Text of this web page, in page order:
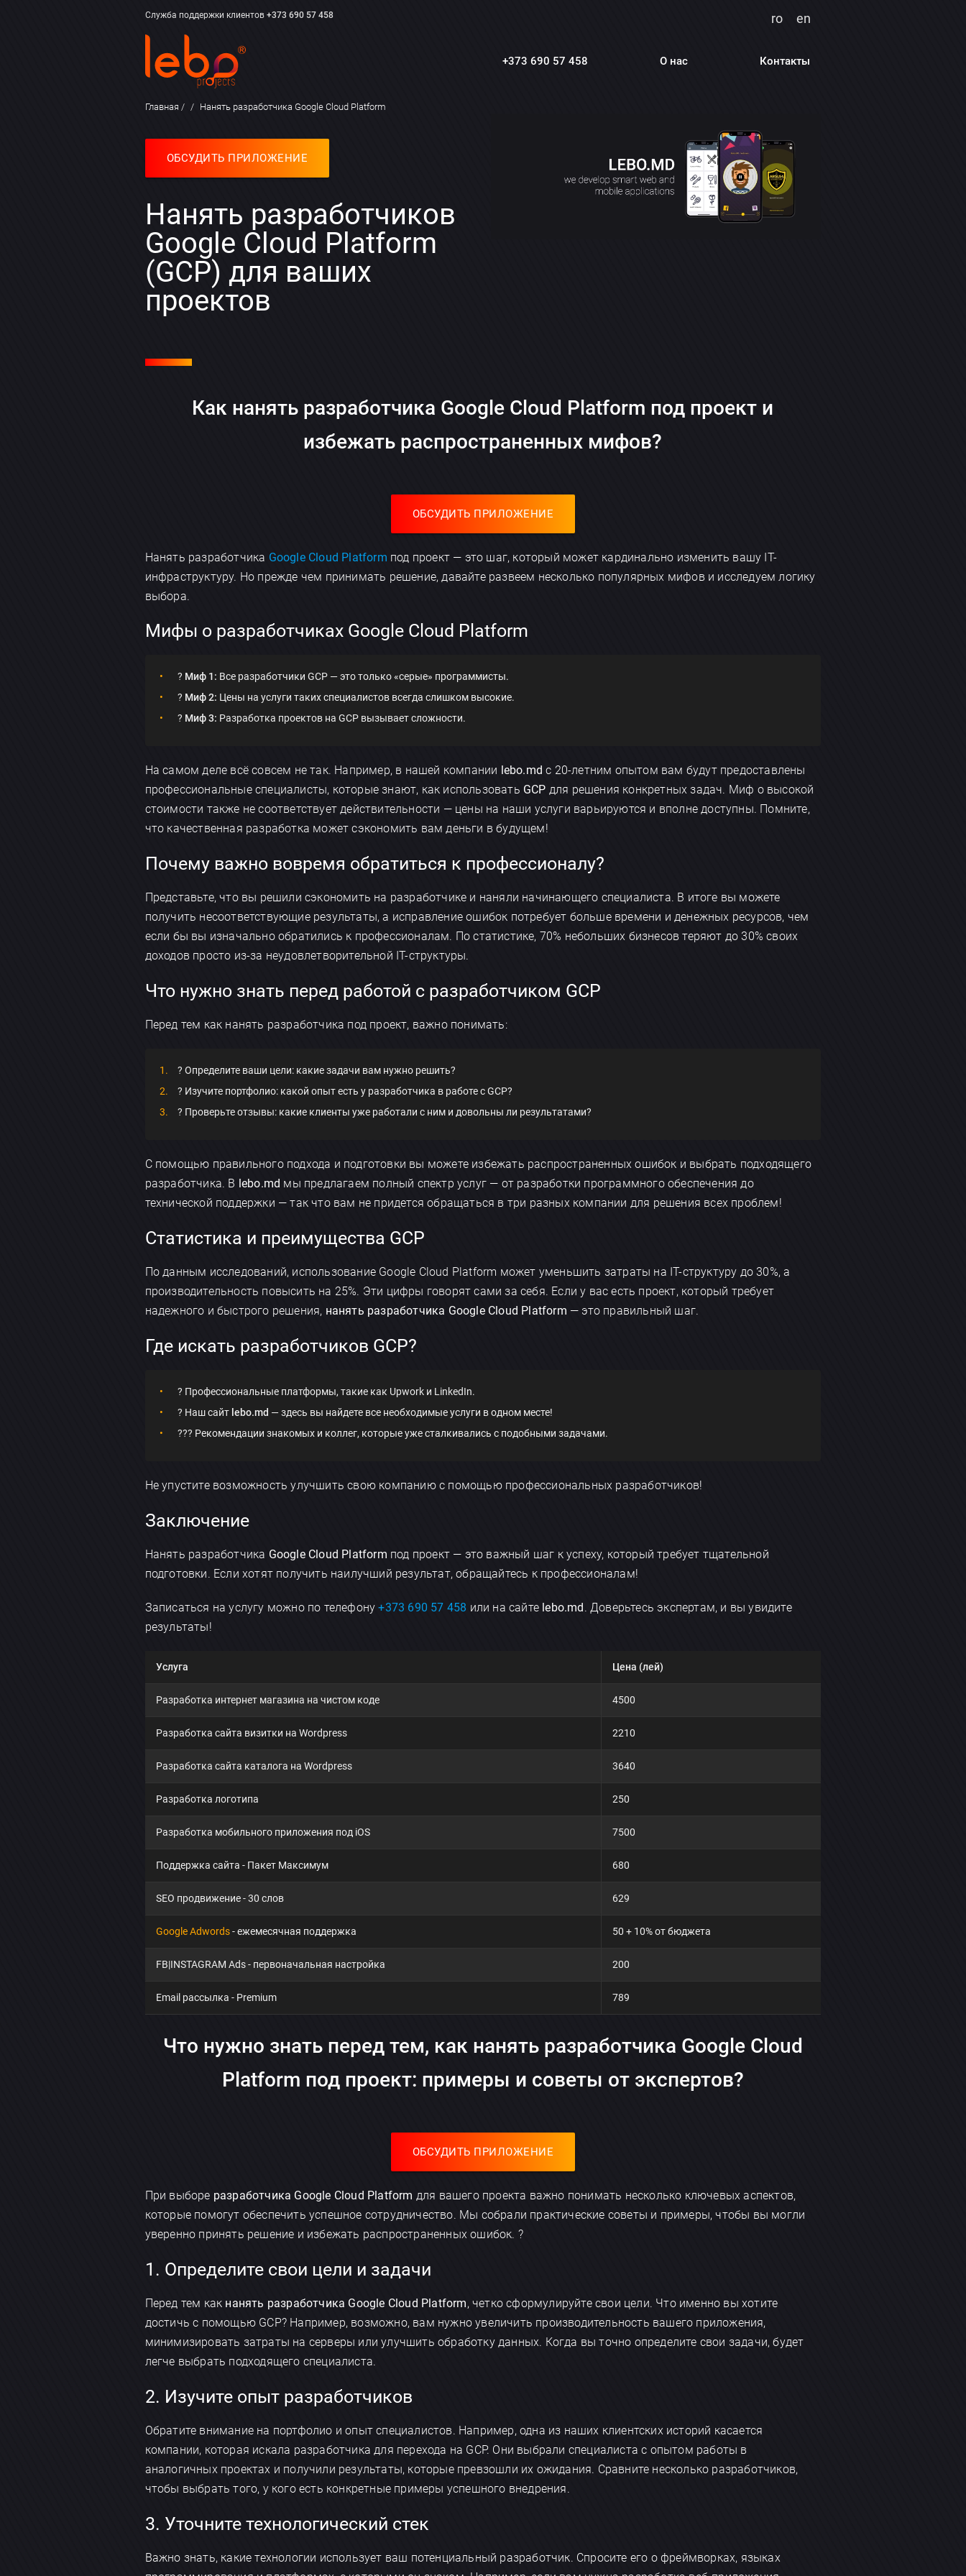
Служба поддержки клиентов +373 690 57 458 ro en
+373 690 57 458 О нас Контакты
Главная Нанять разработчика Google Cloud Platform
ОБСУДИТЬ ПРИЛОЖЕНИЕ
Нанять разработчиков
Google Cloud Platform
(GCP) для ваших
проектов
Как нанять разработчика Google Cloud Platform под проект и
избежать распространенных мифов?
ОБСУДИТЬ ПРИЛОЖЕНИЕ
Нанять разработчика Google Cloud Platform под проект — это шаг, который может кардинально изменить вашу IT-
инфраструктуру. Но прежде чем принимать решение, давайте развеем несколько популярных мифов и исследуем логику
выбора.
Мифы о разработчиках Google Cloud Platform
? Миф 1: Все разработчики GCP — это только «серые» программисты.
? Миф 2: Цены на услуги таких специалистов всегда слишком высокие.
? Миф 3: Разработка проектов на GCP вызывает сложности.
На самом деле всё совсем не так. Например, в нашей компании lebo.md с 20-летним опытом вам будут предоставлены
профессиональные специалисты, которые знают, как использовать GCP для решения конкретных задач. Миф о высокой
стоимости также не соответствует действительности — цены на наши услуги варьируются и вполне доступны. Помните,
что качественная разработка может сэкономить вам деньги в будущем!
Почему важно вовремя обратиться к профессионалу?
Представьте, что вы решили сэкономить на разработчике и наняли начинающего специалиста. В итоге вы можете
получить несоответствующие результаты, а исправление ошибок потребует больше времени и денежных ресурсов, чем
если бы вы изначально обратились к профессионалам. По статистике, 70% небольших бизнесов теряют до 30% своих
доходов просто из-за неудовлетворительной IT-структуры.
Что нужно знать перед работой с разработчиком GCP
Перед тем как нанять разработчика под проект, важно понимать:
? Определите ваши цели: какие задачи вам нужно решить?
? Изучите портфолио: какой опыт есть у разработчика в работе с GCP?
? Проверьте отзывы: какие клиенты уже работали с ним и довольны ли результатами?
С помощью правильного подхода и подготовки вы можете избежать распространенных ошибок и выбрать подходящего
разработчика. В lebo.md мы предлагаем полный спектр услуг — от разработки программного обеспечения до
технической поддержки — так что вам не придется обращаться в три разных компании для решения всех проблем!
Статистика и преимущества GCP
По данным исследований, использование Google Cloud Platform может уменьшить затраты на IT-структуру до 30%, а
производительность повысить на 25%. Эти цифры говорят сами за себя. Если у вас есть проект, который требует
надежного и быстрого решения, нанять разработчика Google Cloud Platform — это правильный шаг.
Где искать разработчиков GCP?
? Профессиональные платформы, такие как Upwork и LinkedIn.
? Наш сайт lebo.md — здесь вы найдете все необходимые услуги в одном месте!
?‍?‍? Рекомендации знакомых и коллег, которые уже сталкивались с подобными задачами.
Не упустите возможность улучшить свою компанию с помощью профессиональных разработчиков!
Заключение
Нанять разработчика Google Cloud Platform под проект — это важный шаг к успеху, который требует тщательной
подготовки. Если хотят получить наилучший результат, обращайтесь к профессионалам!
Записаться на услугу можно по телефону+373 690 57 458 или на сайте lebo.md. Доверьтесь экспертам, и вы увидите
результаты!
Услуга Цена (лей)
Разработка интернет магазина на чистом коде 4500
Разработка сайта визитки на Wordpress 2210
Разработка сайта каталога на Wordpress 3640
Разработка логотипа 250
Разработка мобильного приложения под iOS 7500
Поддержка сайта - Пакет Максимум 680
SEO продвижение - 30 слов 629
Google Adwords- ежемесячная поддержка 50 + 10% от бюджета
FB|INSTAGRAM Ads - первоначальная настройка 200
Email рассылка - Premium 789
Что нужно знать перед тем, как нанять разработчика Google Cloud
Platform под проект: примеры и советы от экспертов?
ОБСУДИТЬ ПРИЛОЖЕНИЕ
При выборе разработчика Google Cloud Platform для вашего проекта важно понимать несколько ключевых аспектов,
которые помогут обеспечить успешное сотрудничество. Мы собрали практические советы и примеры, чтобы вы могли
уверенно принять решение и избежать распространенных ошибок. ?
1. Определите свои цели и задачи
Перед тем как нанять разработчика Google Cloud Platform, четко сформулируйте свои цели. Что именно вы хотите
достичь с помощью GCP? Например, возможно, вам нужно увеличить производительность вашего приложения,
минимизировать затраты на серверы или улучшить обработку данных. Когда вы точно определите свои задачи, будет
легче выбрать подходящего специалиста.
2. Изучите опыт разработчиков
Обратите внимание на портфолио и опыт специалистов. Например, одна из наших клиентских историй касается
компании, которая искала разработчика для перехода на GCP. Они выбрали специалиста с опытом работы в
аналогичных проектах и получили результаты, которые превзошли их ожидания. Сравните несколько разработчиков,
чтобы выбрать того, у кого есть конкретные примеры успешного внедрения.
3. Уточните технологический стек
Важно знать, какие технологии использует ваш потенциальный разработчик. Спросите его о фреймворках, языках
Обсудить приложение